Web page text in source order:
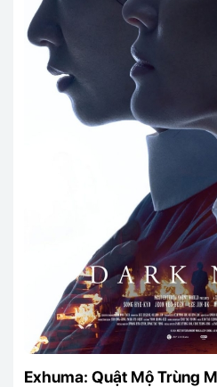
Exhuma: Quật Mộ Trùng